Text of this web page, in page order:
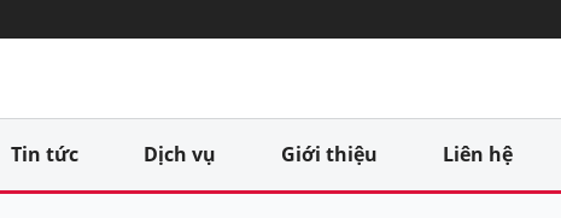
Tin tức Dịch vụ Giới thiệu Liên hệ